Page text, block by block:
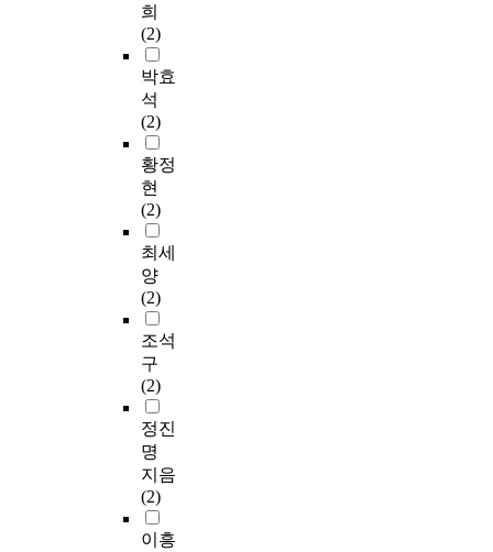
희
(2)
박효
석
(2)
황정
현
(2)
최세
양
(2)
조석
구
(2)
정진
명
지음
(2)
이흥